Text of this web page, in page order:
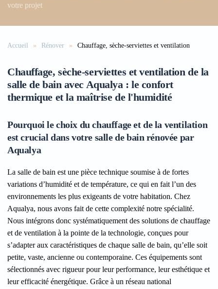
votre projet
Accueil Rénover Chauffage, sèche-serviettes et ventilation
Chauffage, sèche-serviettes et ventilation de la
salle de bain avec Aqualya : le confort
thermique et la maîtrise de l'humidité
Pourquoi le choix du chauffage et de la ventilation
est crucial dans votre salle de bain rénovée par
Aqualya
La salle de bain est une pièce technique soumise à de fortes
variations d’humidité et de température, ce qui en fait l’un des
environnements les plus exigeants de votre habitation. Chez
Aqualya, nous avons fait de cette complexité notre spécialité.
Nous intégrons donc systématiquement des solutions de chauffage
et de ventilation à la pointe de la technologie, conçues pour
s’adapter aux caractéristiques de chaque salle de bain, qu’elle soit
petite, vaste, ancienne ou contemporaine. Ces équipements sont
sélectionnés avec rigueur pour leur performance, leur esthétique et
leur efficacité énergétique. Grâce à un réseau national